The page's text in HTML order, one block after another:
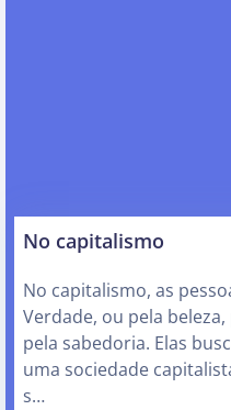
No capitalismo
No capitalismo, as
Verdade, ou pela
pela sabedoria. Elas
uma sociedade
s…